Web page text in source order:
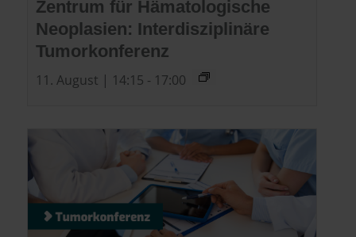
Zentrum für Hämatologische
Neoplasien: Interdisziplinäre
Tumorkonferenz
11. August | 14:15 - 17:00